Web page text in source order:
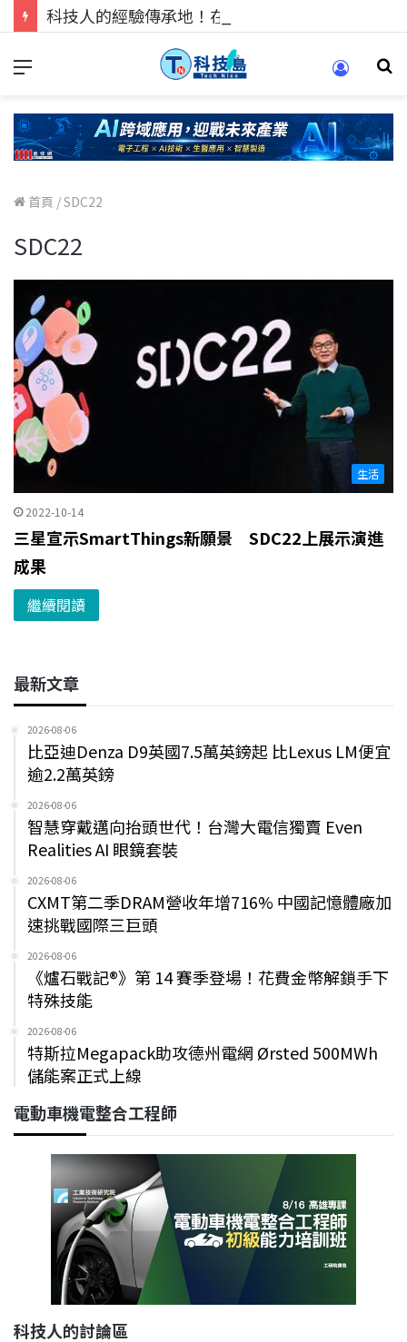
首頁 /SDC22
SDC22
生活
2022-10-14
三星宣示SmartThings新願景 SDC22上展示演進
成果
繼續閱讀
最新文章
2026-08-06
比亞迪Denza D9英國7.5萬英鎊起 比Lexus LM便宜
逾2.2萬英鎊
2026-08-06
智慧穿戴邁向抬頭世代！台灣大電信獨賣 Even
Realities AI 眼鏡套裝
2026-08-06
CXMT第二季DRAM營收年增716% 中國記憶體廠加
速挑戰國際三巨頭
2026-08-06
《爐石戰記®》第 14 賽季登場！花費金幣解鎖手下
特殊技能
2026-08-06
特斯拉Megapack助攻德州電網 Ørsted 500MWh
儲能案正式上線
電動車機電整合工程師
科技人的討論區